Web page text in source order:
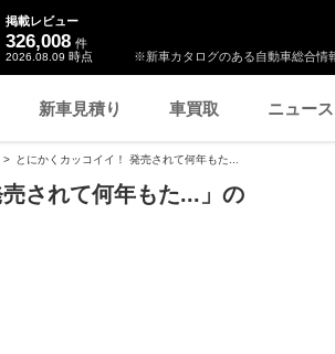
※新車カタログのある自動車総合情
掲載レビュー
326,008 件
2026.08.09 時点
新車見積り 車買取 ニュース
とにかくカッコイイ！ 発売されて何年もた...
されて何年もた...」の